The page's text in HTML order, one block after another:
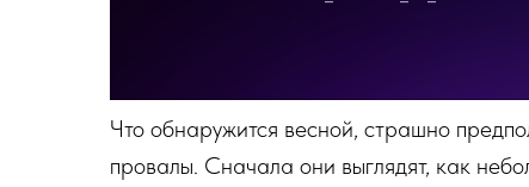
Что обнаружится весной, страшно
провалы. Сначала они выглядят, как